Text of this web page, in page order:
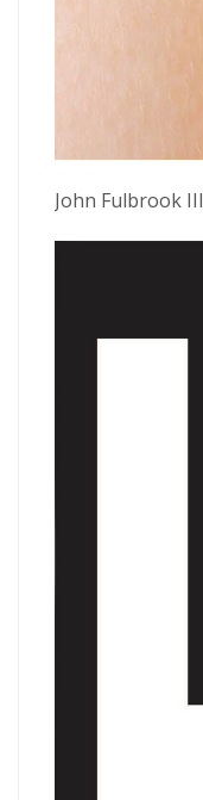
John Fulbrook III